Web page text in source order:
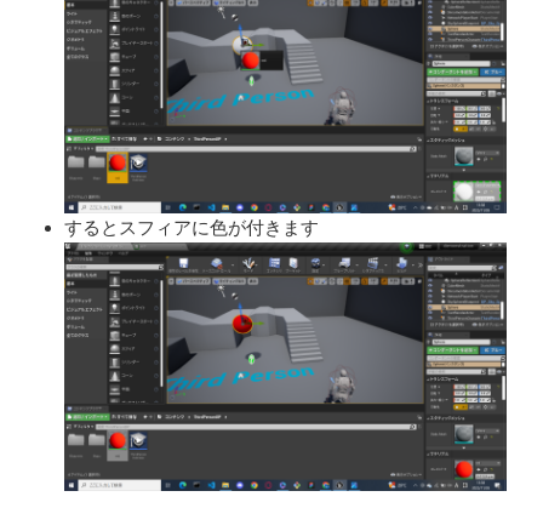
するとスフィアに色が付きます